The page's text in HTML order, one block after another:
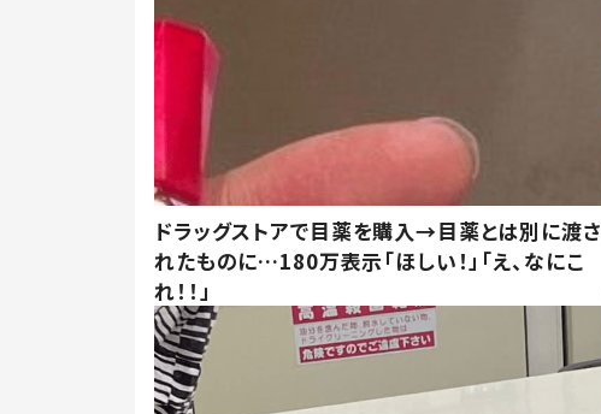
ドラッグストアで目薬を購入→目薬とは別に渡さ
れたものに…180万表示「ほしい！」「え、なにこ
れ！！」